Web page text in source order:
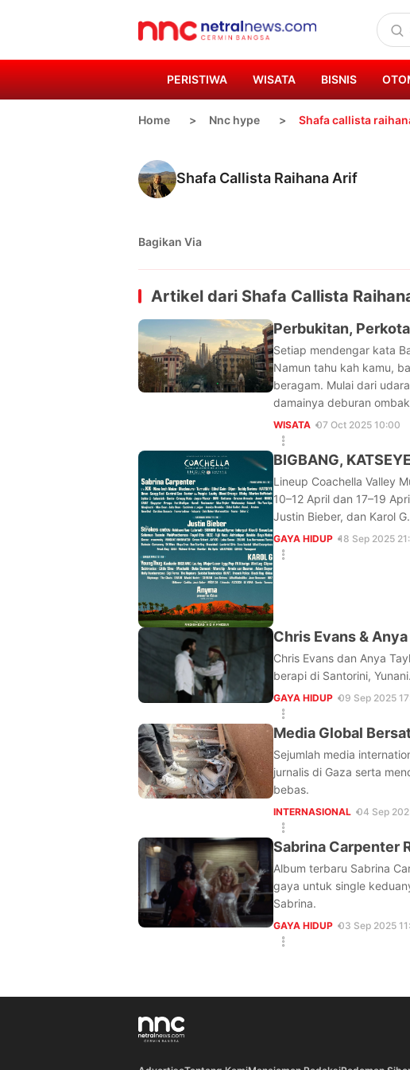
PERISTIWA WISATA BISNIS
Home Nnc hype Shafa callista
Shafa Callista Raihana Arif
Bagikan Via
Artikel dari Shafa Callista
Perbukitan,
Setiap mendengar kata
Namun tahu kah kamu,
beragam. Mulai dari
damainya deburan
WISATA 07 Oct 2025 10:00
BIGBANG,
Lineup Coachella Valley
10–12 April dan 17–19
Justin Bieber, dan Karol G.
GAYA HIDUP 18 Sep 2025
Chris Evans &
Chris Evans dan Anya
berapi di Santorini, Yunani.
GAYA HIDUP 09 Sep 2025
Media Global
Sejumlah media
jurnalis di Gaza serta
bebas.
INTERNASIONAL 04 Sep
Sabrina Carpenter
Album terbaru Sabrina
gaya untuk single
Sabrina.
GAYA HIDUP 03 Sep 2025